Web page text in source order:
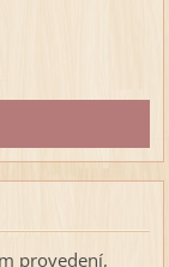
provedení,